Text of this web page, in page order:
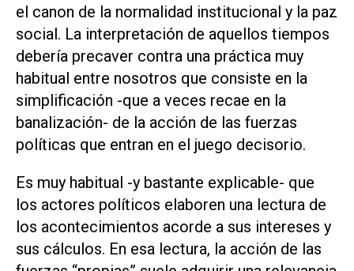
el canon de la normalidad institucional y la paz
social. La interpretación de aquellos tiempos
debería precaver contra una práctica muy
habitual entre nosotros que consiste en la
simplificación -que a veces recae en la
banalización- de la acción de las fuerzas
políticas que entran en el juego decisorio.
Es muy habitual -y bastante explicable- que
los actores políticos elaboren una lectura de
los acontecimientos acorde a sus intereses y
sus cálculos. En esa lectura, la acción de las